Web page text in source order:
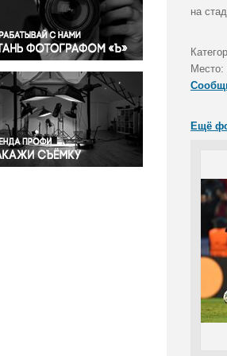
Правосудие
Происшествия и конфликты
Религия
Светская жизнь
Спорт
Экология
Экономика и бизнес
на
Место:
Ещё